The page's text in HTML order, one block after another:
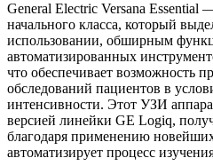
General Electric Versana Essential
начального класса, который
использовании, обширным
автоматизированных
что обеспечивает возможность
обследований пациентов в
интенсивности. Этот УЗИ
версией линейки GE Logiq,
благодаря применению
автоматизирует процесс